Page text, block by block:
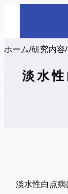
淡水
ホーム/研究内容/
淡水性白点病